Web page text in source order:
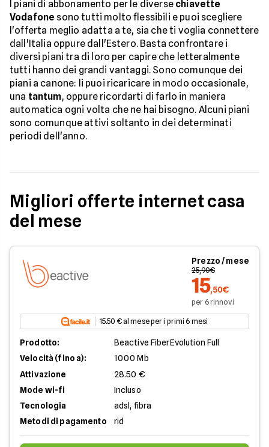
I piani di abbonamento per le diverse chiavette
Vodafone sono tutti molto flessibili e puoi scegliere
l'offerta meglio adatta a te, sia che ti voglia connettere
dall'Italia oppure dall'Estero. Basta confrontare i
diversi piani tra di loro per capire che letteralmente
tutti hanno dei grandi vantaggi. Sono comunque dei
piani a canone: li puoi ricaricare in modo occasionale,
una tantum, oppure ricordarti di farlo in maniera
automatica ogni volta che ne hai bisogno. Alcuni piani
sono comunque attivi soltanto in dei determinati
periodi dell'anno.
Migliori offerte internet casa
del mese
Prezzo / mese
25,90€
15,50€
per 6 rinnovi
15.50 € al mese per i primi 6 mesi
Prodotto:
Beactive FiberEvolution Full
Velocità (fino a):
1000 Mb
Attivazione
28.50 €
Mode wi-fi
Incluso
Tecnologia
adsl, fibra
Metodi di pagamento
rid